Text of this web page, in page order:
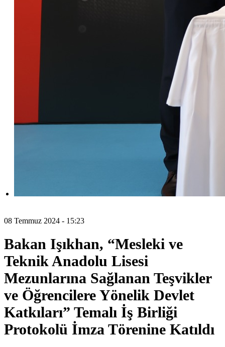
08 Temmuz 2024 - 15:23
Bakan Işıkhan, “Mesleki ve
Teknik Anadolu Lisesi
Mezunlarına Sağlanan Teşvikler
ve Öğrencilere Yönelik Devlet
Katkıları” Temalı İş Birliği
Protokolü İmza Törenine Katıldı